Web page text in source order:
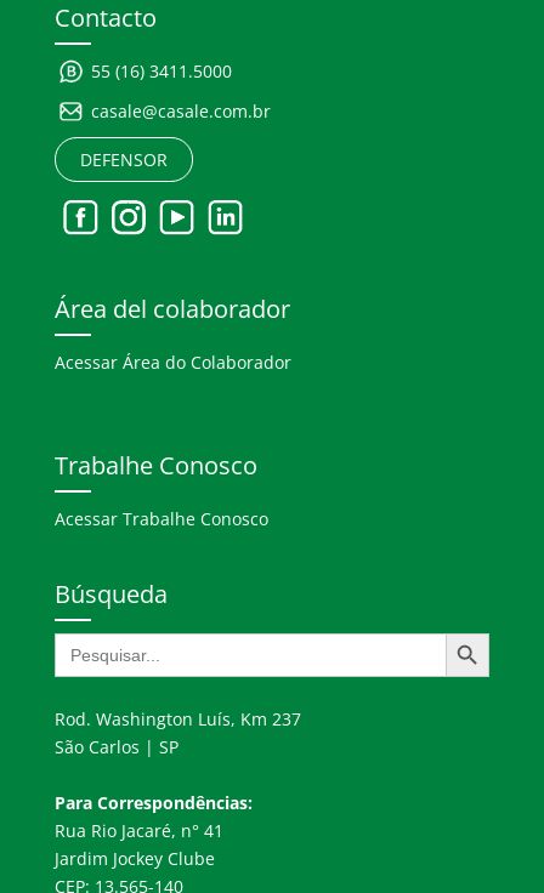
Contacto
55 (16) 3411.5000
casale@casale.com.br
DEFENSOR
Área del colaborador
Acessar Área do Colaborador
Trabalhe Conosco
Acessar Trabalhe Conosco
Búsqueda
Buscar: Botón de búsqueda
Rod. Washington Luís, Km 237
São Carlos | SP
Para Correspondências:
Rua Rio Jacaré, n° 41
Jardim Jockey Clube
CEP: 13.565-140